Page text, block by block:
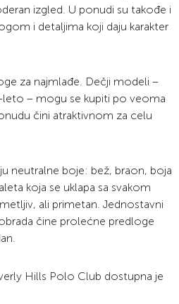
izgled. U ponudi su takođe i
i detaljima koji daju karakter
za najmlađe. Dečji modeli –
– mogu se kupiti po veoma
čini atraktivnom za celu
neutralne boje: bež, braon, boja
koja se uklapa sa svakom
ali primetan. Jednostavni
čine prolećne predloge
Hills Polo Club dostupna je